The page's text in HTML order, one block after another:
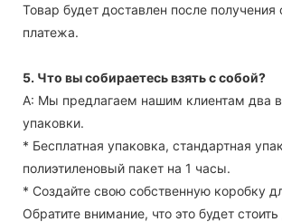
Товар будет доставлен после получения
платежа.
5. Что вы собираетесь взять с собой?
А: Мы предлагаем нашим клиентам два
упаковки.
* Бесплатная упаковка, стандартная
полиэтиленовый пакет на 1 часы.
* Создайте свою собственную коробку
Обратите внимание, что это будет